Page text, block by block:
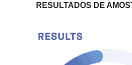
RESULTADOS DE